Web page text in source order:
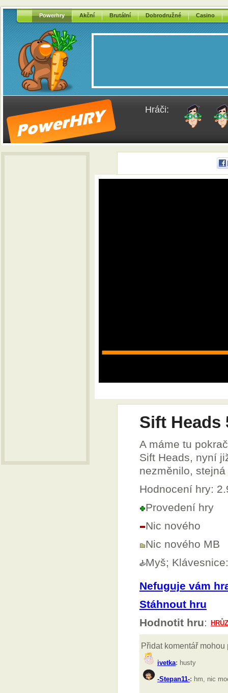
Powerhry Akční Brutální Dobrodružné Casino
Hráči:
Sift Heads
A máme tu
Sift Heads, nyní
nezměnilo,
Hodnocení hry:
Provedení hry
Nic nového
Nic nového MB
Myš;
Nefuguje vám
Stáhnout hru
Hodnotit hru: